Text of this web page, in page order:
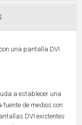
una pantalla DVI
a establecer una
de medios con
DVI existentes